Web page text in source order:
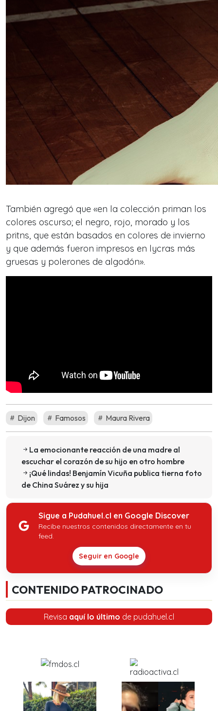
También agregó que «en la colección priman los
colores oscurso; el negro, rojo, morado y los
pritns, que están basados en colores de invierno
y que además fueron impresos en lycras más
gruesas y polerones de algodón».
Dijon Famosos Maura Rivera
La emocionante reacción de una madre al
escuchar el corazón de su hijo en otro hombre
¡Qué lindas! Benjamín Vicuña publica tierna foto
de China Suárez y su hija
Sigue a Pudahuel.cl en Google Discover
Recibe nuestros contenidos directamente en tu
feed.
Seguir en Google
CONTENIDO PATROCINADO
Revisa aquí lo último de pudahuel.cl